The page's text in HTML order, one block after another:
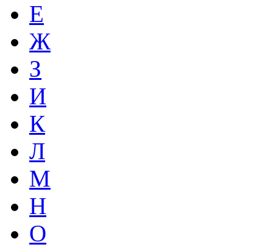
Е
Ж
З
И
К
Л
М
Н
О